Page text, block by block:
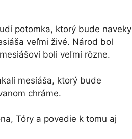
potomka, ktorý bude naveky
veľmi živé. Národ bol
boli veľmi rôzne.
mesiáša, ktorý bude
chráme.
Tóry a povedie k tomu aj